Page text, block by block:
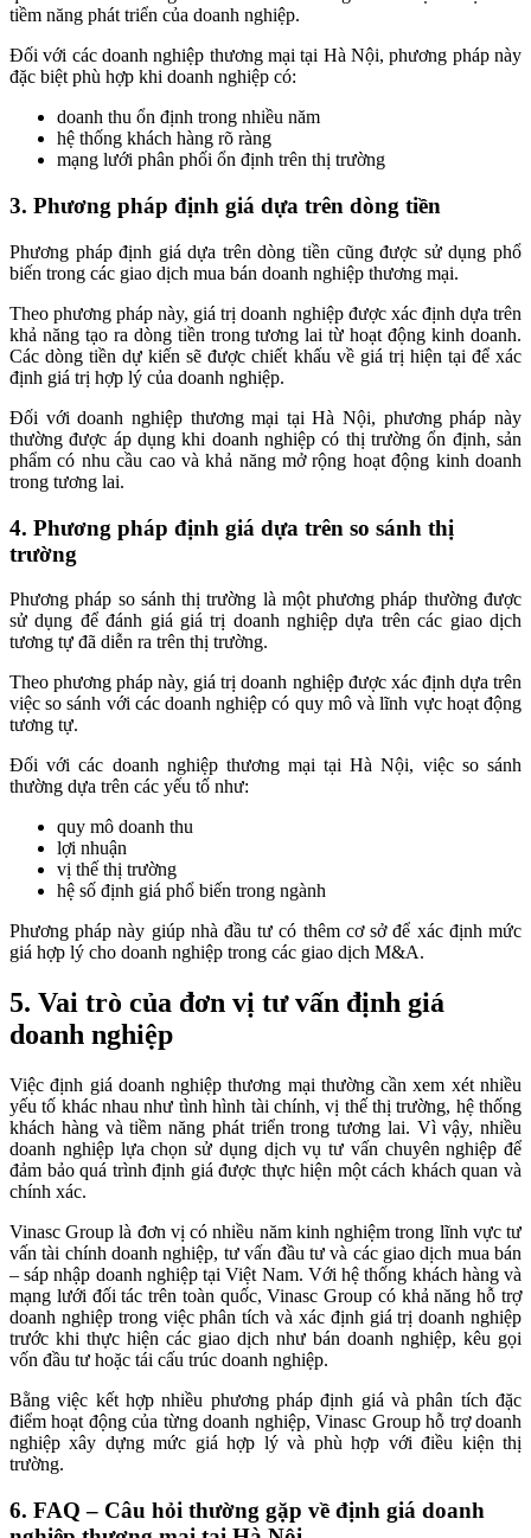
tiềm năng phát triển của doanh nghiệp.
Đối với các doanh nghiệp thương mại tại Hà Nội, phương pháp này
đặc biệt phù hợp khi doanh nghiệp có:
doanh thu ổn định trong nhiều năm
hệ thống khách hàng rõ ràng
mạng lưới phân phối ổn định trên thị trường
3. Phương pháp định giá dựa trên dòng tiền
Phương pháp định giá dựa trên dòng tiền cũng được sử dụng phổ
biến trong các giao dịch mua bán doanh nghiệp thương mại.
Theo phương pháp này, giá trị doanh nghiệp được xác định dựa trên
khả năng tạo ra dòng tiền trong tương lai từ hoạt động kinh doanh.
Các dòng tiền dự kiến sẽ được chiết khấu về giá trị hiện tại để xác
định giá trị hợp lý của doanh nghiệp.
Đối với doanh nghiệp thương mại tại Hà Nội, phương pháp này
thường được áp dụng khi doanh nghiệp có thị trường ổn định, sản
phẩm có nhu cầu cao và khả năng mở rộng hoạt động kinh doanh
trong tương lai.
4. Phương pháp định giá dựa trên so sánh thị
trường
Phương pháp so sánh thị trường là một phương pháp thường được
sử dụng để đánh giá giá trị doanh nghiệp dựa trên các giao dịch
tương tự đã diễn ra trên thị trường.
Theo phương pháp này, giá trị doanh nghiệp được xác định dựa trên
việc so sánh với các doanh nghiệp có quy mô và lĩnh vực hoạt động
tương tự.
Đối với các doanh nghiệp thương mại tại Hà Nội, việc so sánh
thường dựa trên các yếu tố như:
quy mô doanh thu
lợi nhuận
vị thế thị trường
hệ số định giá phổ biến trong ngành
Phương pháp này giúp nhà đầu tư có thêm cơ sở để xác định mức
giá hợp lý cho doanh nghiệp trong các giao dịch M&A.
5. Vai trò của đơn vị tư vấn định giá
doanh nghiệp
Việc định giá doanh nghiệp thương mại thường cần xem xét nhiều
yếu tố khác nhau như tình hình tài chính, vị thế thị trường, hệ thống
khách hàng và tiềm năng phát triển trong tương lai. Vì vậy, nhiều
doanh nghiệp lựa chọn sử dụng dịch vụ tư vấn chuyên nghiệp để
đảm bảo quá trình định giá được thực hiện một cách khách quan và
chính xác.
Vinasc Group là đơn vị có nhiều năm kinh nghiệm trong lĩnh vực tư
vấn tài chính doanh nghiệp, tư vấn đầu tư và các giao dịch mua bán
– sáp nhập doanh nghiệp tại Việt Nam. Với hệ thống khách hàng và
mạng lưới đối tác trên toàn quốc, Vinasc Group có khả năng hỗ trợ
doanh nghiệp trong việc phân tích và xác định giá trị doanh nghiệp
trước khi thực hiện các giao dịch như bán doanh nghiệp, kêu gọi
vốn đầu tư hoặc tái cấu trúc doanh nghiệp.
Bằng việc kết hợp nhiều phương pháp định giá và phân tích đặc
điểm hoạt động của từng doanh nghiệp, Vinasc Group hỗ trợ doanh
nghiệp xây dựng mức giá hợp lý và phù hợp với điều kiện thị
trường.
6. FAQ – Câu hỏi thường gặp về định giá doanh